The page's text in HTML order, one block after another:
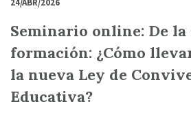
24/ABR/2026
Seminario online: De la
formación: ¿Cómo
la nueva Ley de
Educativa?